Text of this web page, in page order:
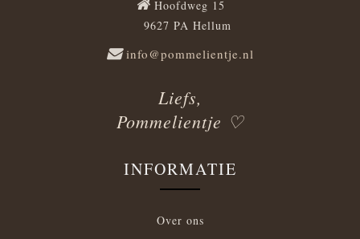
Hoofdweg 15
9627 PA Hellum
info@pommelientje.nl
Liefs,
Pommelientje ♡
INFORMATIE
Over ons